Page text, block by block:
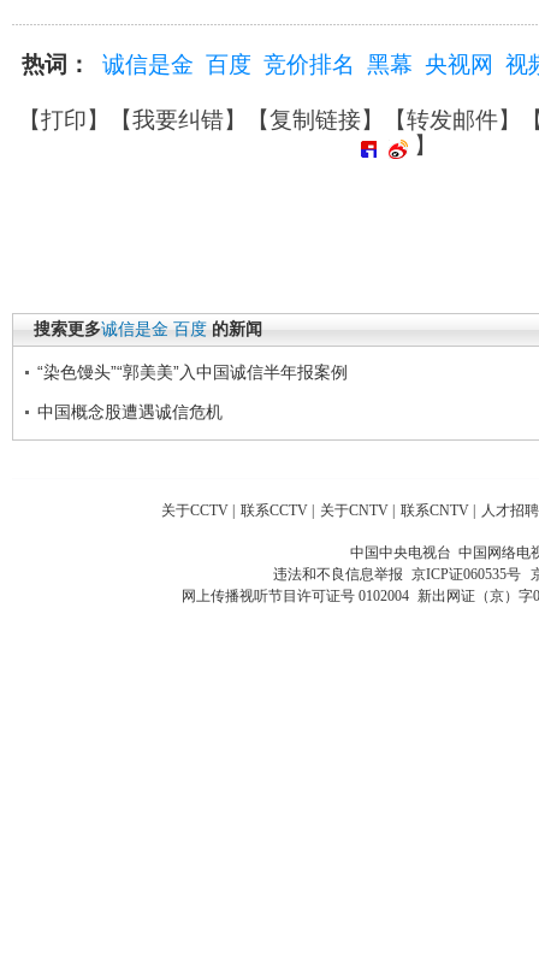
热词： 诚信是金 百度 竞价排名 黑幕 央视网 视
【打印】【我要纠错】【复制链接】【转发邮件】
】
搜索更多诚信是金 百度 的新闻
“染色馒头”“郭美美”入中国诚信半年报案例
中国概念股遭遇诚信危机
关于CCTV | 联系CCTV | 关于CNTV | 联系CNTV | 人才招聘
中国中央电视台 中国网络电
违法和不良信息举报 京ICP证060535号
网上传播视听节目许可证号 0102004 新出网证（京）